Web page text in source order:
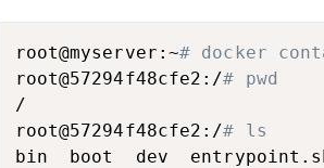
root@myserver:~# docker
root@57294f48cfe2:/# pwd
/
root@57294f48cfe2:/# ls
bin  boot  dev